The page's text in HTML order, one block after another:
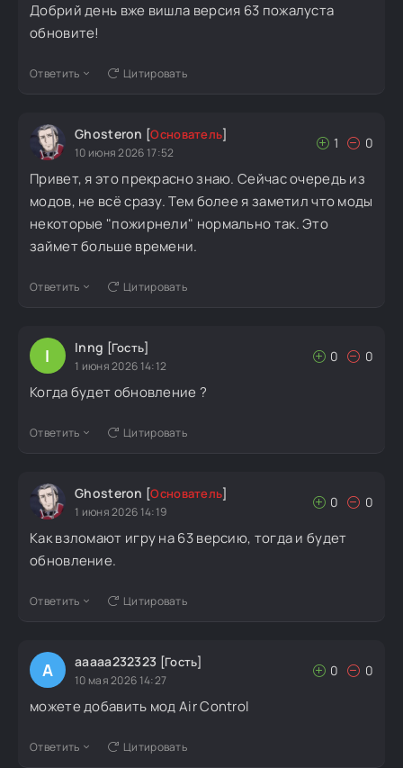
Добрий день вже вишла версия 63 пожалуста
обновите!
Ответить Цитировать
Ghosteron [Основатель]
10 июня 2026 17:52
1 0
Привет, я это прекрасно знаю. Сейчас очередь из
модов, не всё сразу. Тем более я заметил что моды
некоторые "пожирнели" нормально так. Это
займет больше времени.
Ответить Цитировать
I Inng [Гость]
1 июня 2026 14:12
0 0
Когда будет обновление ?
Ответить Цитировать
Ghosteron [Основатель]
1 июня 2026 14:19
0 0
Как взломают игру на 63 версию, тогда и будет
обновление.
Ответить Цитировать
А ааааа232323 [Гость]
10 мая 2026 14:27
0 0
можете добавить мод Air Control
Ответить Цитировать